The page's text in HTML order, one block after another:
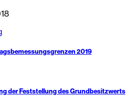
2019
der Feststellung des Grundbesitzwerts